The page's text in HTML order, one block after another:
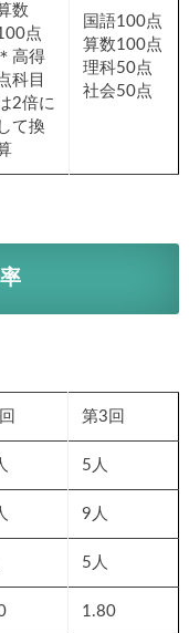
数
点
＊高得
科目
2倍に
して換
国語100点
算数100点
理科50点
社会50点
第3回
5人
9人
5人
1.80